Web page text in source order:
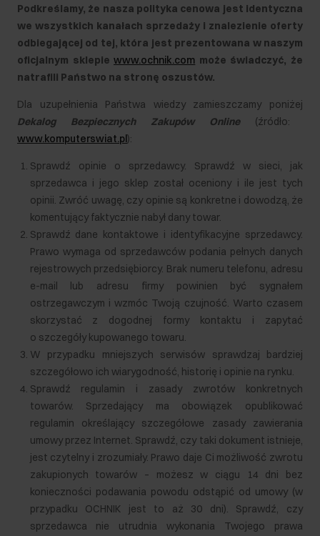
Podkreślamy, że nasza polityka cenowa jest identyczna
we wszystkich kanałach sprzedaży i znalezienie oferty
odbiegającej od tej, która jest prezentowana w naszym
oficjalnym sklepiewww.ochnik.com może świadczyć, że
natrafili Państwo na stronę oszustów.
Dla uzupełnienia Państwa wiedzy zamieszczamy poniżej
Dekalog Bezpiecznych Zakupów Online(źródło:
www.komputerswiat.pl):
Sprawdź opinie o sprzedawcy. Sprawdź w sieci, jak
sprzedawca i jego sklep został oceniony i ile jest tych
opinii. Zwróć uwagę, czy opinie są konkretne i dowodzą, że
komentujący faktycznie nabył dany towar.
Sprawdź dane kontaktowe i identyfikacyjne sprzedawcy.
Prawo wymaga od sprzedawców podania pełnych danych
rejestrowych przedsiębiorcy. Brak numeru telefonu, adresu
e-mail lub adresu firmy powinien być sygnałem
ostrzegawczym i wzmóc Twoją czujność. Warto czasem
skorzystać z dogodnej formy kontaktu i zapytać
o szczegóły kupowanego towaru.
W przypadku mniejszych serwisów sprawdzaj bardziej
szczegółowo ich wiarygodność, historię i opinie na rynku.
Sprawdź regulamin i zasady zwrotów konkretnych
towarów. Sprzedający ma obowiązek opublikować
regulamin określający szczegółowe zasady zawierania
umowy przez Internet. Sprawdź, czy taki dokument istnieje,
jest czytelny i zrozumiały. Prawo daje Ci możliwość zwrotu
zakupionych towarów – możesz w ciągu 14 dni bez
konieczności podawania powodu odstąpić od umowy (w
przypadku OCHNIK jest to aż 30 dni). Sprawdź, czy
sprzedawca nie utrudnia wykonania Twojego prawa